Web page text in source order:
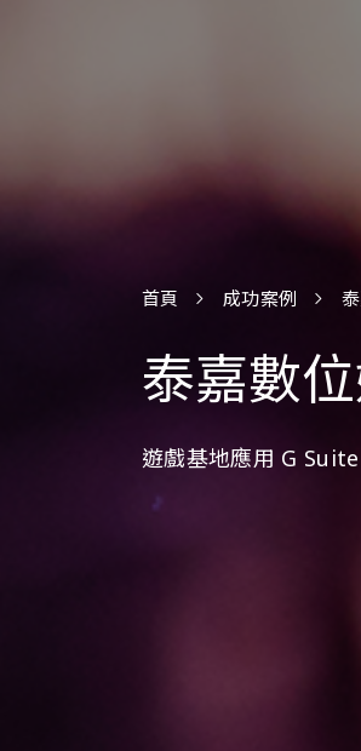
首頁 成功案例
泰嘉數
遊戲基地應用 G